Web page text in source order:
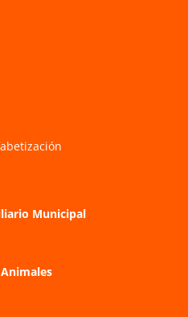
Municipal